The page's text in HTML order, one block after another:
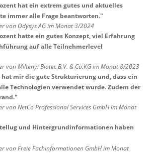
hat ein extrem gutes und aktuelles
immer alle Frage beantworten."
von Odysys AG im Monat 3/2024
hatte ein gutes Konzept, viel Erfahrung
auf alle Teilnehmerlevel
von Miltenyi Biotec B.V. & Co.KG im Monat 8/2023
mir die gute Strukturierung und, dass ein
Technologien verwendet wurde. Zudem der
"
von NetCo Professional Services GmbH im Monat
und Hintergrundinformationen haben
von Freie Fachinformationen GmbH im Monat